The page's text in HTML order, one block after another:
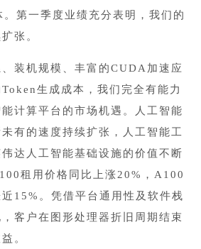
第一季度业绩充分表明，我们的
张。
装机规模、丰富的CUDA加速应
生成成本，我们完全有能力
计算平台的市场机遇。人工智能
有的速度持续扩张，人工智能工
达人工智能基础设施的价值不断
租用价格同比上涨20%，A100
15%。凭借平台通用性及软件栈
客户在图形处理器折旧周期结束
。